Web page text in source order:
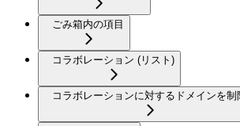
ごみ箱内の項目
コラボレーション (リスト)
コラボレーションに対するドメインを制